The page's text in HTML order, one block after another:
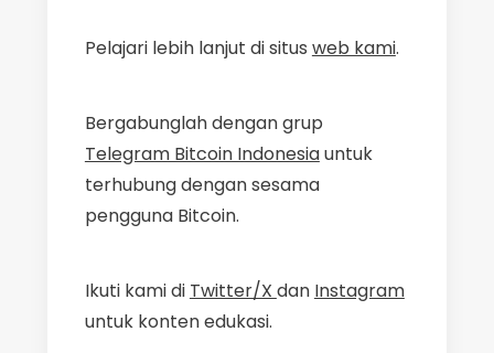
Pelajari lebih lanjut di situs web kami.
Bergabunglah dengan grup
Telegram Bitcoin Indonesiauntuk
terhubung dengan sesama
pengguna Bitcoin.
Ikuti kami di Twitter/X dan Instagram
untuk konten edukasi.